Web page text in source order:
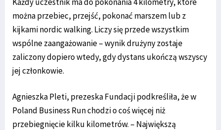
można przebiec, przejść, pokonać marszem lub z
kijkami nordic walking. Liczy się przede wszystkim
wspólne zaangażowanie – wynik drużyny zostaje
zaliczony dopiero wtedy, gdy dystans ukończą wszyscy
jej członkowie.
Agnieszka Pleti, prezeska Fundacji podkreśliła, że w
Poland Business Run chodzi o coś więcej niż
przebiegnięcie kilku kilometrów. – Największą